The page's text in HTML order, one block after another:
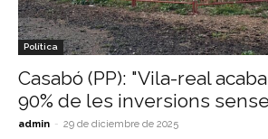
Política
Casabó (PP): "Vila-real
90% de les inversions
admin - 29 de diciembre de 2025